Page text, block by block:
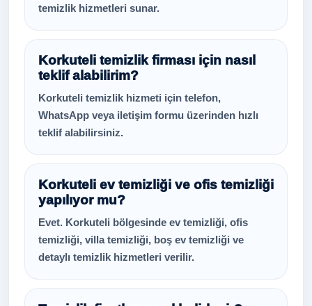
temizlik hizmetleri sunar.
Korkuteli temizlik firması için nasıl
teklif alabilirim?
Korkuteli temizlik hizmeti için telefon,
WhatsApp veya iletişim formu üzerinden hızlı
teklif alabilirsiniz.
Korkuteli ev temizliği ve ofis temizliği
yapılıyor mu?
Evet. Korkuteli bölgesinde ev temizliği, ofis
temizliği, villa temizliği, boş ev temizliği ve
detaylı temizlik hizmetleri verilir.